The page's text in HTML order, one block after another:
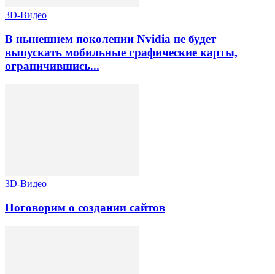
3D-Видео
В нынешнем поколении Nvidia не будет
выпускать мобильные графические карты,
ограничившись...
3D-Видео
Поговорим о создании сайтов